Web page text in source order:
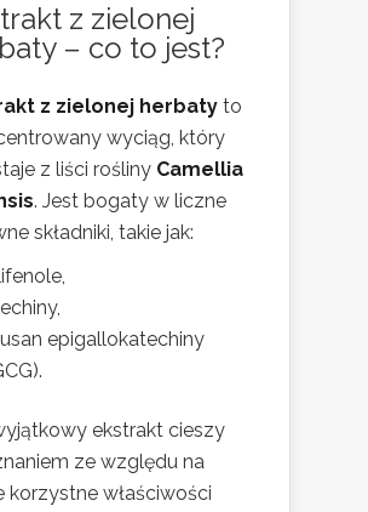
z zielonej
– co to jest?
z zielonej herbaty to
wyciąg, który
z liści rośliny Camellia
. Jest bogaty w liczne
składniki, takie jak:
epigallokatechiny
ekstrakt cieszy
ze względu na
korzystne właściwości